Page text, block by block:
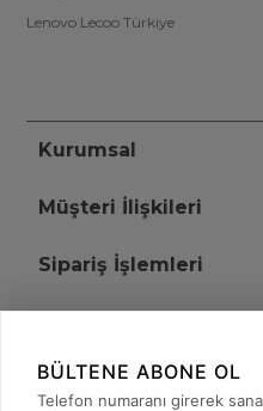
Lenovo Lecoo Türkiye
Kurumsal
Müşteri İlişkileri
Sipariş İşlemleri
+90 (850)
BÜLTENE ABONE OL
Telefon numaranı girerek